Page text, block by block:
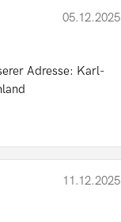
05.12.2025
Adresse: Karl-
11.12.2025